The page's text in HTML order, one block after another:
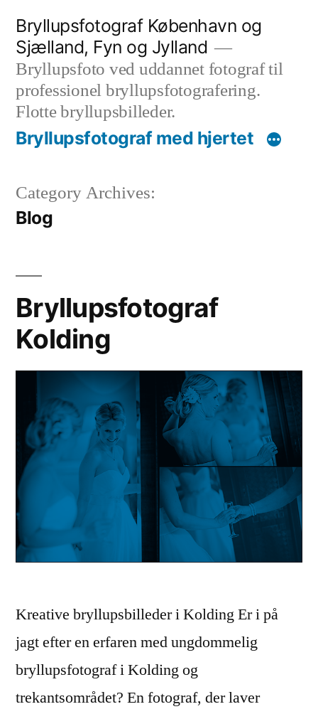
indhold
Bryllupsfotograf København og
Sjælland, Fyn og Jylland
Bryllupsfoto ved uddannet fotograf til
professionel bryllupsfotografering.
Flotte bryllupsbilleder.
Bryllupsfotograf med hjertet
Category Archives:
Blog
Bryllupsfotograf
Kolding
Kreative bryllupsbilleder i Kolding Er i på
jagt efter en erfaren med ungdommelig
bryllupsfotograf i Kolding og
trekantsområdet? En fotograf, der laver